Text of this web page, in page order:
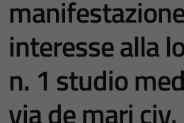
interesse alla
n. 1 studio
via de mari